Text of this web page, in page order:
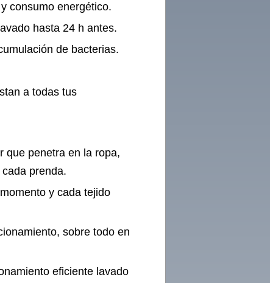
consumo energético.
hasta 24 h antes.
de bacterias.
a todas tus
que penetra en la ropa,
prenda.
y cada tejido
sobre todo en
eficiente lavado